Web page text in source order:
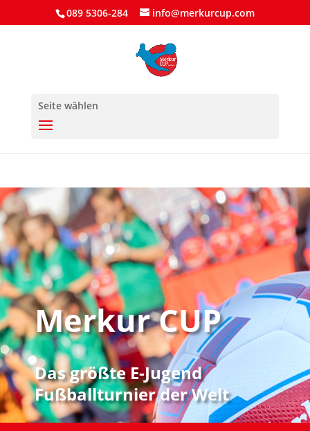
089 5306-284 info@merkurcup.com
Seite wählen
Merkur CUP
Das größte E-Jugend
Fußballturnier der Welt